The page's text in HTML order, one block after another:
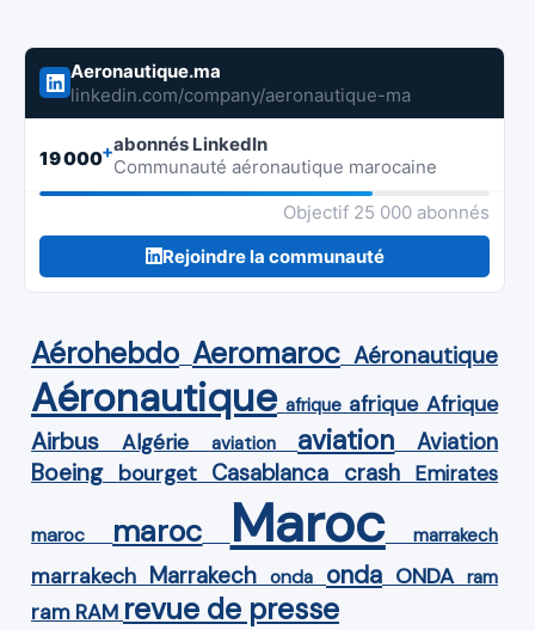
Aeronautique.ma
linkedin.com/company/aeronautique-ma
19 000+abonnés LinkedIn
Communauté aéronautique marocaine
Objectif 25 000 abonnés
Rejoindre la communauté
Aérohebdo Aeromaroc Aéronautique
Aéronautique afrique afrique Afrique
Airbus Algérie aviation aviation Aviation
Boeing bourget Casablanca crash Emirates
maroc maroc Maroc marrakech
marrakech Marrakech onda onda ONDA ram
ram RAM revue de presse